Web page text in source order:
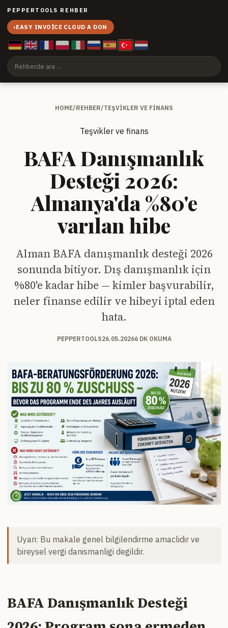
PEPPERTOOLS REHBER
‹EASY INVOICE CLOUD A DON
HOME/REHBER/TEŞVIKLER VE FINANS
Teşvikler ve finans
BAFA Danışmanlık
Desteği 2026:
Almanya'da %80'e
varılan hibe
Alman BAFA danışmanlık desteği 2026
sonunda bitiyor. Dış danışmanlık için
%80'e kadar hibe — kimler başvurabilir,
neler finanse edilir ve hibeyi iptal eden
hata.
PEPPERTOOLS26.05.20266 DK OKUMA
Uyari: Bu makale genel bilgilendirme amaclidir ve
bireysel vergi danismanligi degildir.
BAFA Danışmanlık Desteği